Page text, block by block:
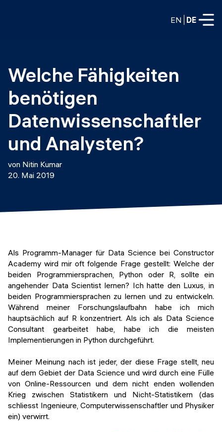
EN DE
VOLLZEITPROGRAMME
Data Science
Web-Entwicklung und KI
TEILZEITROGRAMME
Data Science
DevOps
LLMOps
Generative KI meistern
Python Programmierung
KOSTENLOSE RESSOURCEN
Data Science Einführungskurs
Web-Entwicklung Einführungskurs
Python Einführungskurs
Python & Ops Einführungskurs
Weiterbildung / Schulung
Consulting
Stell unsere Absolventen ein
Wer wir sind
Abschlussprojekte
Alumni Geschichten
Welche Fähigkeiten
benötigen
Datenwissenschaftler
und Analysten?
von Nitin Kumar
20. Mai 2019
Als Programm-Manager für Data Science bei Constructor
Academy wird mir oft folgende Frage gestellt: Welche der
beiden Programmiersprachen, Python oder R, sollte ein
angehender Data Scientist lernen? Ich hatte den Luxus, in
beiden Programmiersprachen zu lernen und zu entwickeln.
Während meiner Forschungslaufbahn habe ich mich
hauptsächlich auf R konzentriert. Als ich als Data Science
Consultant gearbeitet habe, habe ich die meisten
Implementierungen in Python durchgeführt.
Meiner Meinung nach ist jeder, der diese Frage stellt, neu
auf dem Gebiet der Data Science und wird durch eine Fülle
von Online-Ressourcen und dem nicht enden wollenden
Krieg zwischen Statistikern und Nicht-Statistikern (das
schliesst Ingenieure, Computerwissenschaftler und Physiker
ein) verwirrt.